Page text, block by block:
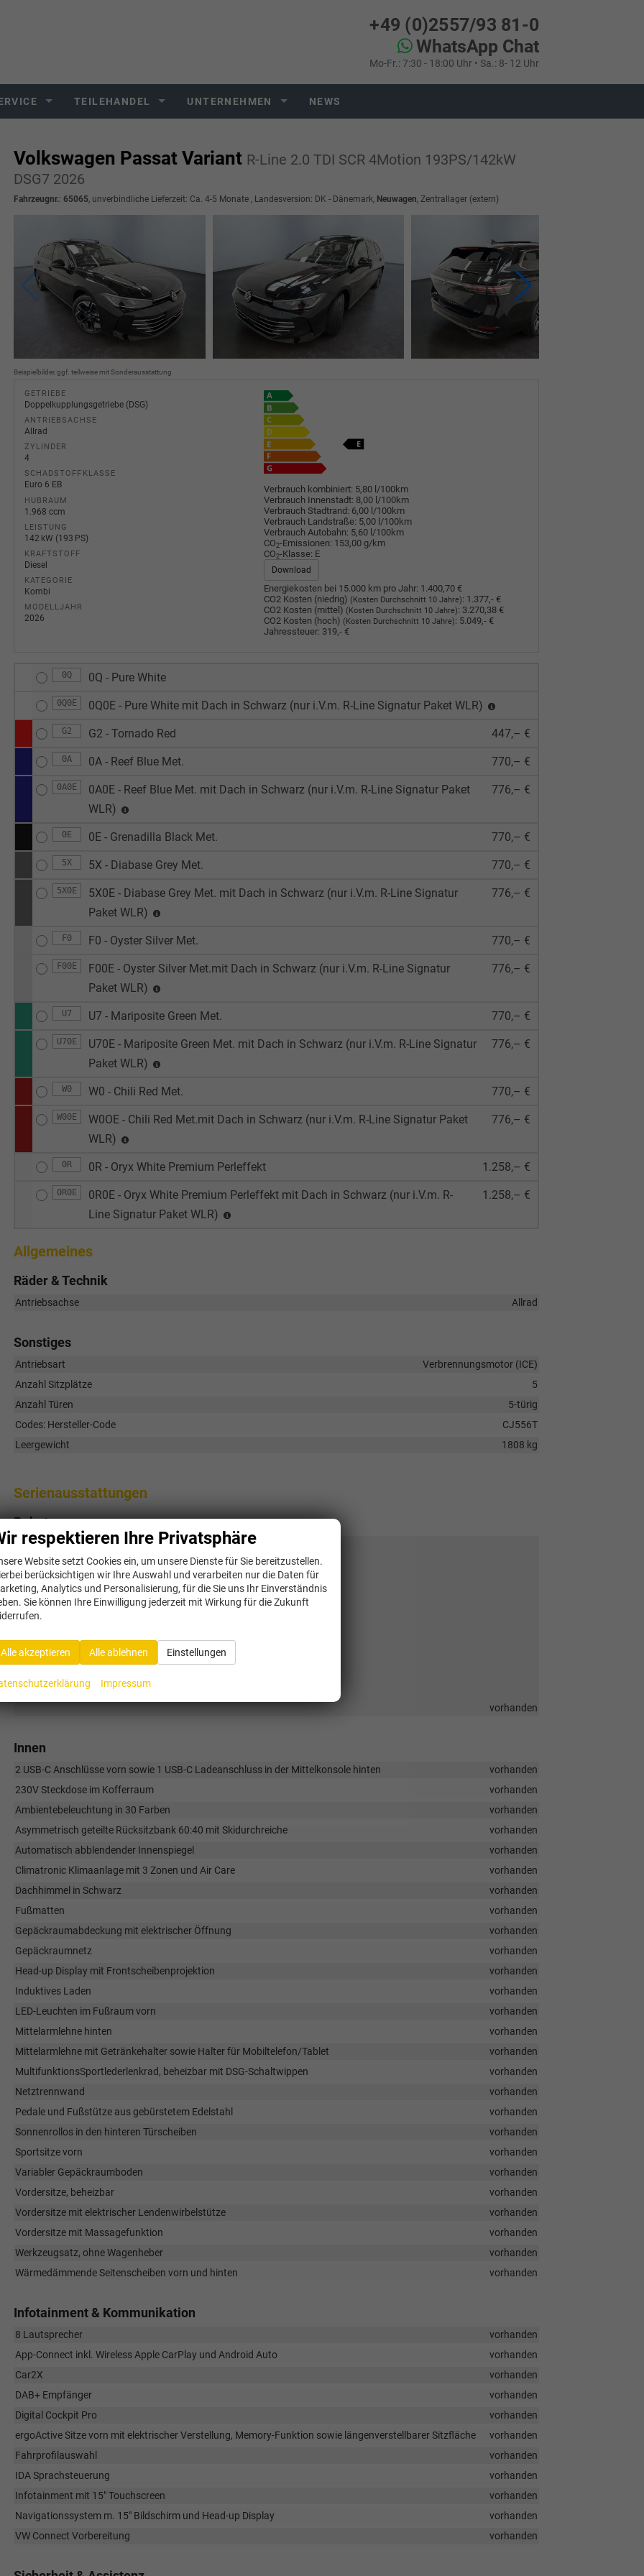
+49 (0)2557/93 81-0
WhatsApp Chat
Mo-Fr.: 7:30 - 18:00 Uhr • Sa.: 8- 12 Uhr
TEILEHANDEL UNTERNEHMEN NEWS
Volkswagen Passat Variant R-Line 2.0 TDI SCR 4Motion 193PS/142kW
DSG7 2026
Fahrzeugnr.: 65065, unverbindliche Lieferzeit: Ca. 4-5 Monate , Landesversion: DK - Dänemark, Neuwagen, Zentrallager (extern)
Beispielbilder, ggf. teilweise mit Sonderausstattung
GETRIEBE
Doppelkupplungsgetriebe (DSG)
ANTRIEBSACHSE
Allrad
ZYLINDER
4
SCHADSTOFFKLASSE
Euro 6 EB
HUBRAUM
1.968 ccm
LEISTUNG
142 kW (193 PS)
KRAFTSTOFF
Diesel
KATEGORIE
Kombi
MODELLJAHR
2026
Verbrauch kombiniert: 5,80 l/100km
Verbrauch Innenstadt: 8,00 l/100km
Verbrauch Stadtrand: 6,00 l/100km
Verbrauch Landstraße: 5,00 l/100km
Verbrauch Autobahn: 5,60 l/100km
CO2-Emissionen: 153,00 g/km
CO2-Klasse: E
Download
Energiekosten bei 15.000 km pro Jahr: 1.400,70 €
CO2 Kosten (niedrig) (Kosten Durchschnitt 10 Jahre): 1.377,- €
CO2 Kosten (mittel) (Kosten Durchschnitt 10 Jahre): 3.270,38 €
CO2 Kosten (hoch) (Kosten Durchschnitt 10 Jahre): 5.049,- €
Jahressteuer: 319,- €
0Q 0Q - Pure White
0Q0E 0Q0E - Pure White mit Dach in Schwarz (nur i.V.m. R-Line Signatur Paket WLR)
G2 G2 - Tornado Red 447,– €
0A 0A - Reef Blue Met. 770,– €
0A0E
0A0E - Reef Blue Met. mit Dach in Schwarz (nur i.V.m. R-Line Signatur Paket
WLR)
776,– €
0E 0E - Grenadilla Black Met. 770,– €
5X 5X - Diabase Grey Met. 770,– €
5X0E
5X0E - Diabase Grey Met. mit Dach in Schwarz (nur i.V.m. R-Line Signatur
Paket WLR)
776,– €
F0 F0 - Oyster Silver Met. 770,– €
F00E
F00E - Oyster Silver Met.mit Dach in Schwarz (nur i.V.m. R-Line Signatur
Paket WLR)
776,– €
U7 U7 - Mariposite Green Met. 770,– €
U70E
U70E - Mariposite Green Met. mit Dach in Schwarz (nur i.V.m. R-Line Signatur
Paket WLR)
776,– €
W0 W0 - Chili Red Met. 770,– €
W00E
W0OE - Chili Red Met.mit Dach in Schwarz (nur i.V.m. R-Line Signatur Paket
WLR)
776,– €
0R 0R - Oryx White Premium Perleffekt 1.258,– €
0R0E
0R0E - Oryx White Premium Perleffekt mit Dach in Schwarz (nur i.V.m. R-
Line Signatur Paket WLR)
1.258,– €
Allgemeines
Räder & Technik
Antriebsachse Allrad
Sonstiges
Antriebsart
Verbrennungsmotor (ICE)
Anzahl Sitzplätze
5
Anzahl Türen
5-türig
Codes: Hersteller-Code
CJ556T
Leergewicht
1808 kg
Serienausstattungen
Pakete
DK Paket R-Line – Extras zur Serie DE:
• Gepäcknetz
• Head-up-Display
• Travel assist inkl. lane assist
• Navigationssystem mit 15 Zoll Display
• NCAP-Paket
Infotainment-Paket "Discover Pro Max":
• Head-up Display
• IDA Sprachsteuerung mit ChatGPT
• Infotainmentsystem mit 15" Touchscreen
vorhanden
Innen
2 USB-C Anschlüsse vorn sowie 1 USB-C Ladeanschluss in der Mittelkonsole hinten
vorhanden
230V Steckdose im Kofferraum
vorhanden
Ambientebeleuchtung in 30 Farben
vorhanden
Asymmetrisch geteilte Rücksitzbank 60:40 mit Skidurchreiche
vorhanden
Automatisch abblendender Innenspiegel
vorhanden
Climatronic Klimaanlage mit 3 Zonen und Air Care
vorhanden
Dachhimmel in Schwarz
vorhanden
Fußmatten
vorhanden
Gepäckraumabdeckung mit elektrischer Öffnung
vorhanden
Gepäckraumnetz
vorhanden
Head-up Display mit Frontscheibenprojektion
vorhanden
Induktives Laden
vorhanden
LED-Leuchten im Fußraum vorn
vorhanden
Mittelarmlehne hinten
vorhanden
Mittelarmlehne mit Getränkehalter sowie Halter für Mobiltelefon/Tablet
vorhanden
MultifunktionsSportlederlenkrad, beheizbar mit DSG-Schaltwippen
vorhanden
Netztrennwand
vorhanden
Pedale und Fußstütze aus gebürstetem Edelstahl
vorhanden
Sonnenrollos in den hinteren Türscheiben
vorhanden
Sportsitze vorn
vorhanden
Variabler Gepäckraumboden
vorhanden
Vordersitze, beheizbar
vorhanden
Vordersitze mit elektrischer Lendenwirbelstütze
vorhanden
Vordersitze mit Massagefunktion
vorhanden
Werkzeugsatz, ohne Wagenheber
vorhanden
Wärmedämmende Seitenscheiben vorn und hinten
vorhanden
Infotainment & Kommunikation
8 Lautsprecher
vorhanden
App-Connect inkl. Wireless Apple CarPlay und Android Auto
vorhanden
Car2X
vorhanden
DAB+ Empfänger
vorhanden
Digital Cockpit Pro
vorhanden
ergoActive Sitze vorn mit elektrischer Verstellung, Memory-Funktion sowie längenverstellbarer Sitzfläche
vorhanden
Fahrprofilauswahl
vorhanden
IDA Sprachsteuerung
vorhanden
Infotainment mit 15" Touchscreen
vorhanden
Navigationssystem m. 15" Bildschirm und Head-up Display
vorhanden
VW Connect Vorbereitung
vorhanden
respektieren Ihre Privatsphäre
Website setzt Cookies ein, um unsere Dienste für Sie bereitzustellen.
berücksichtigen wir Ihre Auswahl und verarbeiten nur die Daten für
Analytics und Personalisierung, für die Sie uns Ihr Einverständnis
Sie können Ihre Einwilligung jederzeit mit Wirkung für die Zukunft
Alle akzeptieren Alle ablehnen Einstellungen
Impressum